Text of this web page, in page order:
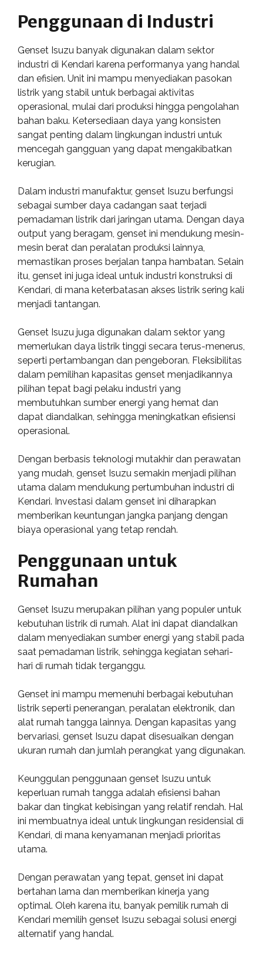
Penggunaan di Industri
Genset Isuzu banyak digunakan dalam sektor
industri di Kendari karena performanya yang handal
dan efisien. Unit ini mampu menyediakan pasokan
listrik yang stabil untuk berbagai aktivitas
operasional, mulai dari produksi hingga pengolahan
bahan baku. Ketersediaan daya yang konsisten
sangat penting dalam lingkungan industri untuk
mencegah gangguan yang dapat mengakibatkan
kerugian.
Dalam industri manufaktur, genset Isuzu berfungsi
sebagai sumber daya cadangan saat terjadi
pemadaman listrik dari jaringan utama. Dengan daya
output yang beragam, genset ini mendukung mesin-
mesin berat dan peralatan produksi lainnya,
memastikan proses berjalan tanpa hambatan. Selain
itu, genset ini juga ideal untuk industri konstruksi di
Kendari, di mana keterbatasan akses listrik sering kali
menjadi tantangan.
Genset Isuzu juga digunakan dalam sektor yang
memerlukan daya listrik tinggi secara terus-menerus,
seperti pertambangan dan pengeboran. Fleksibilitas
dalam pemilihan kapasitas genset menjadikannya
pilihan tepat bagi pelaku industri yang
membutuhkan sumber energi yang hemat dan
dapat diandalkan, sehingga meningkatkan efisiensi
operasional.
Dengan berbasis teknologi mutakhir dan perawatan
yang mudah, genset Isuzu semakin menjadi pilihan
utama dalam mendukung pertumbuhan industri di
Kendari. Investasi dalam genset ini diharapkan
memberikan keuntungan jangka panjang dengan
biaya operasional yang tetap rendah.
Penggunaan untuk
Rumahan
Genset Isuzu merupakan pilihan yang populer untuk
kebutuhan listrik di rumah. Alat ini dapat diandalkan
dalam menyediakan sumber energi yang stabil pada
saat pemadaman listrik, sehingga kegiatan sehari-
hari di rumah tidak terganggu.
Genset ini mampu memenuhi berbagai kebutuhan
listrik seperti penerangan, peralatan elektronik, dan
alat rumah tangga lainnya. Dengan kapasitas yang
bervariasi, genset Isuzu dapat disesuaikan dengan
ukuran rumah dan jumlah perangkat yang digunakan.
Keunggulan penggunaan genset Isuzu untuk
keperluan rumah tangga adalah efisiensi bahan
bakar dan tingkat kebisingan yang relatif rendah. Hal
ini membuatnya ideal untuk lingkungan residensial di
Kendari, di mana kenyamanan menjadi prioritas
utama.
Dengan perawatan yang tepat, genset ini dapat
bertahan lama dan memberikan kinerja yang
optimal. Oleh karena itu, banyak pemilik rumah di
Kendari memilih genset Isuzu sebagai solusi energi
alternatif yang handal.